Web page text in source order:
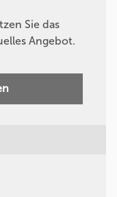
Sie das
Angebot.